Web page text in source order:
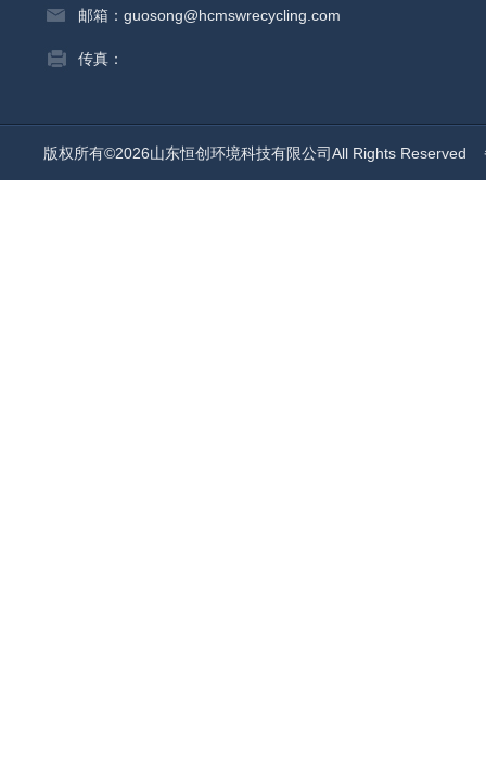
邮箱：guosong@hcmswrecycling.com
传真：
版权所有©2026山东恒创环境科技有限公司All Rights Reserved